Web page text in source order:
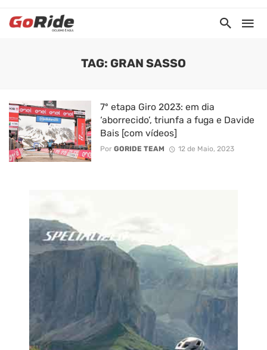
TAG: GRAN SASSO
7º etapa Giro 2023: em dia
‘aborrecido’, triunfa a fuga e Davide
Bais [com vídeos]
Por GORIDE TEAM 12 de Maio, 2023